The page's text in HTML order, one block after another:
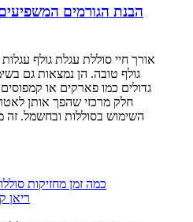
הבנת הגורמים
אורך חיי סוללת עגלת גולף עגלות
גולף טובה. הן נמצאות גם
גדולים כמו פארקים או
חלק מרכזי שהפך אותן
השימוש בסוללות ובחשמל. זה
ריאן